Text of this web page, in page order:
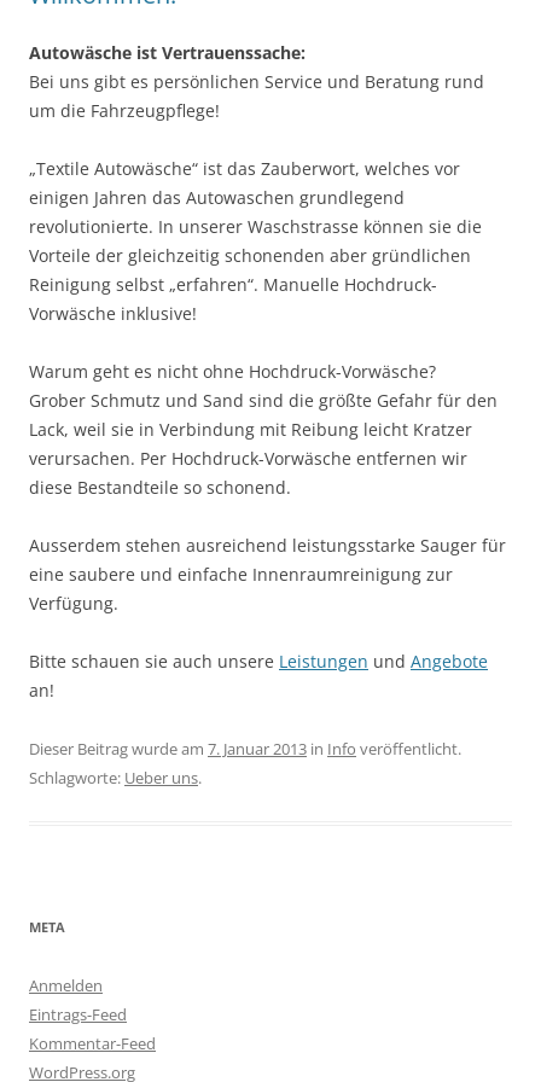
Autowäsche ist Vertrauenssache:
Bei uns gibt es persönlichen Service und Beratung rund
um die Fahrzeugpflege!
„Textile Autowäsche“ ist das Zauberwort, welches vor
einigen Jahren das Autowaschen grundlegend
revolutionierte. In unserer Waschstrasse können sie die
Vorteile der gleichzeitig schonenden aber gründlichen
Reinigung selbst „erfahren“. Manuelle Hochdruck-
Vorwäsche inklusive!
Warum geht es nicht ohne Hochdruck-Vorwäsche?
Grober Schmutz und Sand sind die größte Gefahr für den
Lack, weil sie in Verbindung mit Reibung leicht Kratzer
verursachen. Per Hochdruck-Vorwäsche entfernen wir
diese Bestandteile so schonend.
Ausserdem stehen ausreichend leistungsstarke Sauger für
eine saubere und einfache Innenraumreinigung zur
Verfügung.
Bitte schauen sie auch unsere Leistungen und Angebote
an!
Dieser Beitrag wurde am 7. Januar 2013 in Info veröffentlicht.
Schlagworte: Ueber uns.
META
Anmelden
Eintrags-Feed
Kommentar-Feed
WordPress.org